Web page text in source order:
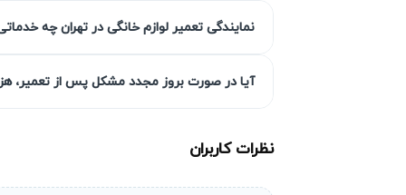
گارانتی کتبی خدمات
انتخاب سطح کیفی قطعه به
نمایندگی تعمیر لوازم خانگی در تهران چه
آیا در صورت بروز مجدد مشکل پس از تعمیر،
نظرات کاربران